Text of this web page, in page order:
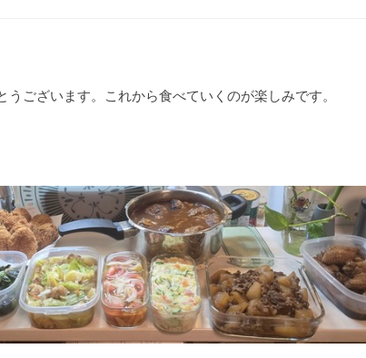
ございます。これから食べていくのが楽しみです。